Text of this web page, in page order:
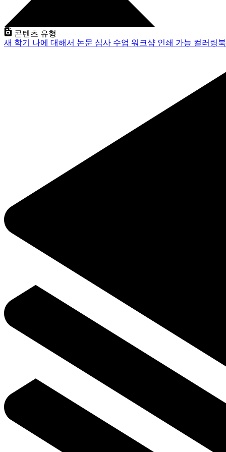
콘텐츠 유형
새 학기 나에 대해서 논문 심사 수업 워크샵 인쇄 가능 컬러링북